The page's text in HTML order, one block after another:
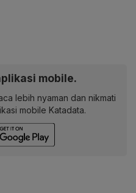
mobile.
lebih nyaman dan nikmati
mobile Katadata.